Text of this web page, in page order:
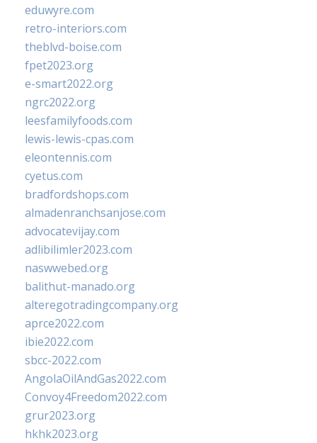
eduwyre.com
retro-interiors.com
theblvd-boise.com
fpet2023.org
e-smart2022.org
ngrc2022.org
leesfamilyfoods.com
lewis-lewis-cpas.com
eleontennis.com
cyetus.com
bradfordshops.com
almadenranchsanjose.com
advocatevijay.com
adlibilimler2023.com
naswwebed.org
balithut-manado.org
alteregotradingcompany.org
aprce2022.com
ibie2022.com
sbcc-2022.com
AngolaOilAndGas2022.com
Convoy4Freedom2022.com
grur2023.org
hkhk2023.org